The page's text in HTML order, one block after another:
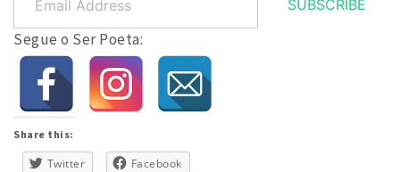
Address
SUBSCRIBE
Segue o Ser Poeta:
Share this:
Twitter Facebook